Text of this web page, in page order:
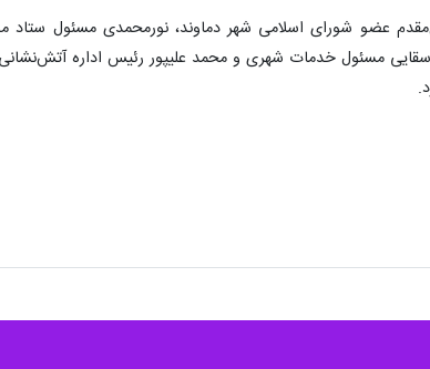
عضو شورای اسلامی شهر دماوند، نورمحمدی مسئول ستاد
مسئول خدمات شهری و محمد علیپور رئیس اداره